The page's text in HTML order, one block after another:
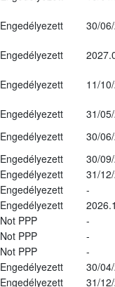
Engedélyezett 30/
Engedélyezett
Engedélyezett 11/
Engedélyezett
31/
Engedélyezett
30/
Engedélyezett
30/
Engedélyezett
31/
Engedélyezett
-
Engedélyezett
Not PPP
-
Not PPP
-
Not PPP
-
Engedélyezett
30/
Engedélyezett
31/